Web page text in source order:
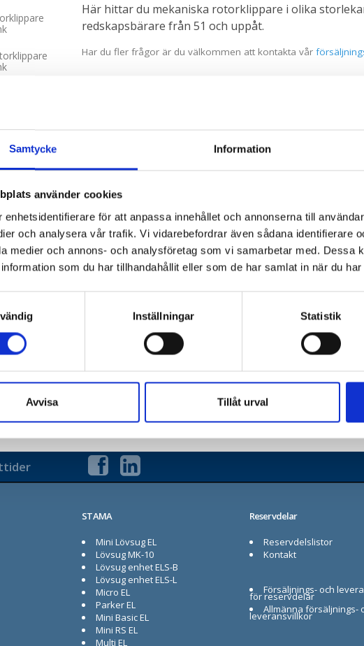
Samtycke Information
använder cookies
enhetsidentifierare för att anpassa innehållet och annonserna till
och analysera vår trafik. Vi vidarebefordrar även sådana identifierare
medier och annons- och analysföretag som vi samarbetar med. Dessa
som du har tillhandahållit eller som de har samlat in när du
Inställningar Statistik
Avvisa Tillåt urval
uppåt
Här hittar du mekaniska rotorklippare i olika
redskapsbärare från 51 och uppåt.
Har du fler frågor är du välkommen att kontakta vår
Ladda ner produktblad
Ladda ner produktblad
Kontakta försäljningsavdelningen
STAMA
Mini Lövsug EL
Lövsug MK-10
Lövsug enhet ELS-B
Lövsug enhet ELS-L
Micro EL
Parker EL
Mini Basic EL
Mini RS EL
Multi EL
Reservdelar
Reservdelslistor
Kontakt
Försäljnings- och
för reservdelar
Allmänna försäljnings-
leveransvillkor